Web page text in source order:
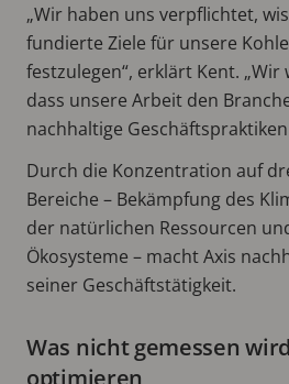
„Wir haben uns verpflichtet,
fundierte Ziele für unsere
festzulegen“, erklärt Kent.
dass unsere Arbeit den
nachhaltige
Durch die Konzentration auf
Bereiche – Bekämpfung des
der natürlichen Ressourcen
Ökosysteme – macht Axis
seiner Geschäftstätigkeit.
Was nicht gemessen
optimieren